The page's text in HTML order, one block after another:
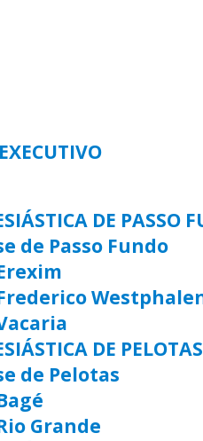
DE PASSO
de Passo Fundo
DE PELOTAS
de Pelotas
Grande